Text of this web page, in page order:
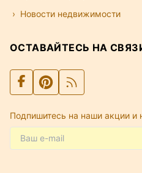
Новости недвижимости
ОСТАВАЙТЕСЬ НА
Подпишитесь на наши акции и